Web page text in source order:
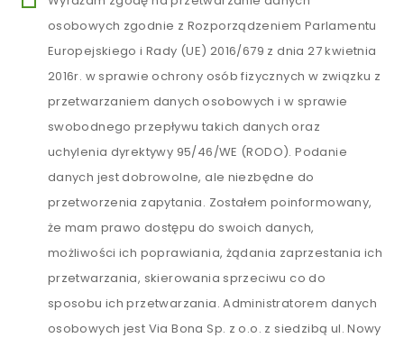
osobowych zgodnie z Rozporządzeniem Parlamentu
Europejskiego i Rady (UE) 2016/679 z dnia 27 kwietnia
2016r. w sprawie ochrony osób fizycznych w związku z
przetwarzaniem danych osobowych i w sprawie
swobodnego przepływu takich danych oraz
uchylenia dyrektywy 95/46/WE (RODO). Podanie
danych jest dobrowolne, ale niezbędne do
przetworzenia zapytania. Zostałem poinformowany,
że mam prawo dostępu do swoich danych,
możliwości ich poprawiania, żądania zaprzestania ich
przetwarzania, skierowania sprzeciwu co do
sposobu ich przetwarzania. Administratorem danych
osobowych jest Via Bona Sp. z o.o. z siedzibą ul. Nowy